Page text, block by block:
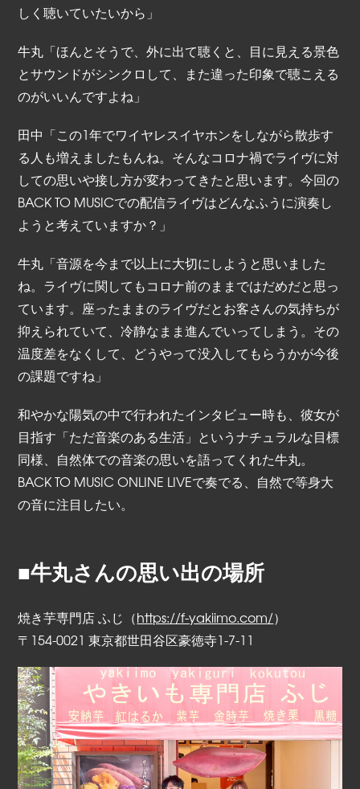
しく聴いていたいから」
牛丸「ほんとそうで、外に出て聴くと、目に見える景色
とサウンドがシンクロして、また違った印象で聴こえる
のがいいんですよね」
田中「この1年でワイヤレスイヤホンをしながら散歩す
る人も増えましたもんね。そんなコロナ禍でライヴに対
しての思いや接し方が変わってきたと思います。今回の
BACK TO MUSICでの配信ライヴはどんなふうに演奏し
ようと考えていますか？」
牛丸「音源を今まで以上に大切にしようと思いました
ね。ライヴに関してもコロナ前のままではだめだと思っ
ています。座ったままのライヴだとお客さんの気持ちが
抑えられていて、冷静なまま進んでいってしまう。その
温度差をなくして、どうやって没入してもらうかが今後
の課題ですね」
和やかな陽気の中で行われたインタビュー時も、彼女が
目指す「ただ音楽のある生活」というナチュラルな目標
同様、自然体での音楽の思いを語ってくれた牛丸。
BACK TO MUSIC ONLINE LIVEで奏でる、自然で等身大
の音に注目したい。
■牛丸さんの思い出の場所
焼き芋専門店 ふじ（https://f-yakiimo.com/）
〒154-0021 東京都世田谷区豪徳寺1-7-11